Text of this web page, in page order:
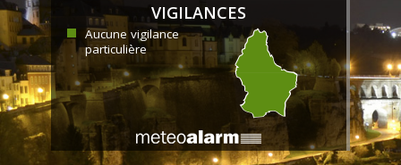
VIGILANCES
Aucune vigilance
particulière